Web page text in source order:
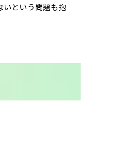
いという問題も抱